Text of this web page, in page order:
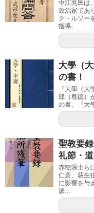
中江兆民は
政治家であ
ク・ルソー
指導...
大學（
の書！
『大學（
郎（尊徳）
の書、『大
聖教要
礼節・
赤穂浪士ら
仁斎、荻生
に影響を与
派...